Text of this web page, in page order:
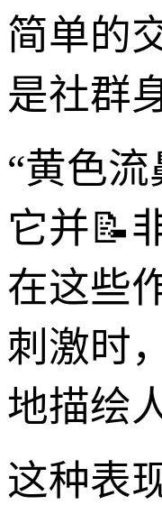
简单的
是社群
“黄色
它并📝
在这些
刺激时
地描绘
这种表